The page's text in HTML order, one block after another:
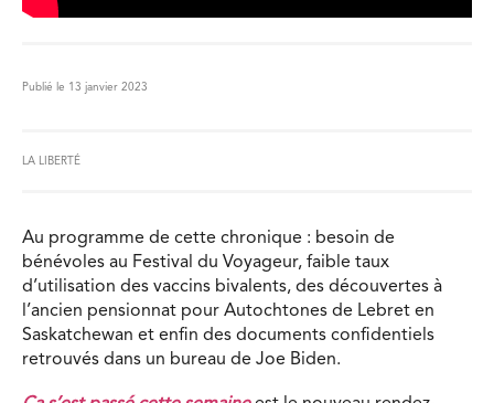
Publié le 13 janvier 2023
LA LIBERTÉ
Au programme de cette chronique : besoin de
bénévoles au Festival du Voyageur, faible taux
d’utilisation des vaccins bivalents, des découvertes à
l’ancien pensionnat pour Autochtones de Lebret en
Saskatchewan et enfin des documents confidentiels
retrouvés dans un bureau de Joe Biden.